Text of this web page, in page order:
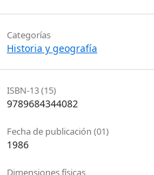
Categorías
Historia y geografía
ISBN-13 (15)
9789684344082
Fecha de publicación (01)
1986
Dimensiones físicas